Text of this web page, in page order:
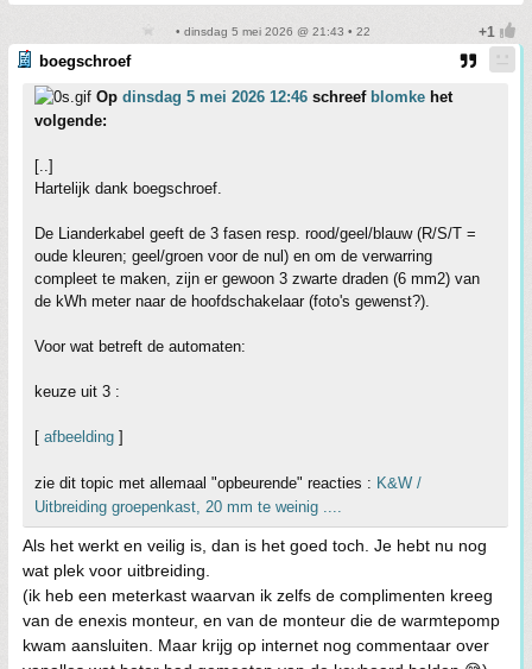
• dinsdag 5 mei 2026 @ 21:43 • 22
boegschroef
Op dinsdag 5 mei 2026 12:46 schreef blomke het
volgende:
[..]
Hartelijk dank boegschroef.
De Lianderkabel geeft de 3 fasen resp. rood/geel/blauw (R/S/T =
oude kleuren; geel/groen voor de nul) en om de verwarring
compleet te maken, zijn er gewoon 3 zwarte draden (6 mm2) van
de kWh meter naar de hoofdschakelaar (foto's gewenst?).
Voor wat betreft de automaten:
keuze uit 3 :
[ afbeelding ]
zie dit topic met allemaal "opbeurende" reacties : K&W /
Uitbreiding groepenkast, 20 mm te weinig ....
Als het werkt en veilig is, dan is het goed toch. Je hebt nu nog
wat plek voor uitbreiding.
(ik heb een meterkast waarvan ik zelfs de complimenten kreeg
van de enexis monteur, en van de monteur die de warmtepomp
kwam aansluiten. Maar krijg op internet nog commentaar over